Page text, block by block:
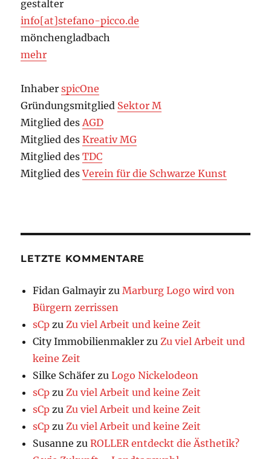
gestalter
info[at]stefano-picco.de
mönchengladbach
mehr
InhaberspicOne
Gründungsmitglied Sektor M
Mitglied desAGD
Mitglied desKreativ MG
Mitglied desTDC
Mitglied desVerein für die Schwarze Kunst
LETZTE KOMMENTARE
Fidan Galmayir zuMarburg Logo wird von
Bürgern zerrissen
sCp zuZu viel Arbeit und keine Zeit
City Immobilienmakler zuZu viel Arbeit und
keine Zeit
Silke Schäfer zuLogo Nickelodeon
sCp zuZu viel Arbeit und keine Zeit
sCp zuZu viel Arbeit und keine Zeit
sCp zuZu viel Arbeit und keine Zeit
Susanne zuROLLER entdeckt die Ästhetik?